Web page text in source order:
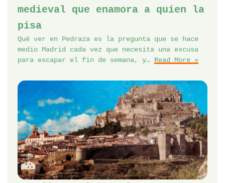
medieval que enamora a quien la
pisa
Qué ver en Pedraza es la pregunta que se hace
medio Madrid cada vez que necesita una excusa
para escapar el fin de semana, y… Read More »